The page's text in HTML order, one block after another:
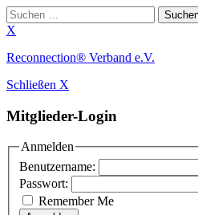
Suchen
nach:
X
Zum
springen
Reconnection® Verband e.V.
Schließen X
Mitglieder-Login
Anmelden
Benutzername:
Passwort:
Remember Me